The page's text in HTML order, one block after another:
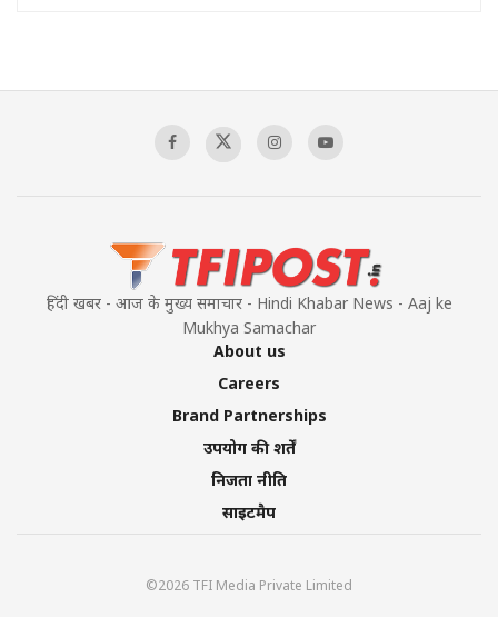
हिंदी खबर - आज के मुख्य समाचार - Hindi Khabar News - Aaj ke
Mukhya Samachar
About us
Careers
Brand Partnerships
उपयोग की शर्तें
निजता नीति
साइटमैप
©2026 TFI Media Private Limited